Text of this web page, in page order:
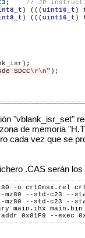
;
// JP
) ((( uint16_t )
) ((( uint16_t )
SDCC\r\n"
"vblank_isr_set"
de memoria
cada vez que se
.CAS serán
-o crt0msx.rel
--std-c23 --
--std-c23 --
main.ihx main.bin
addr 0x81F9 --exec